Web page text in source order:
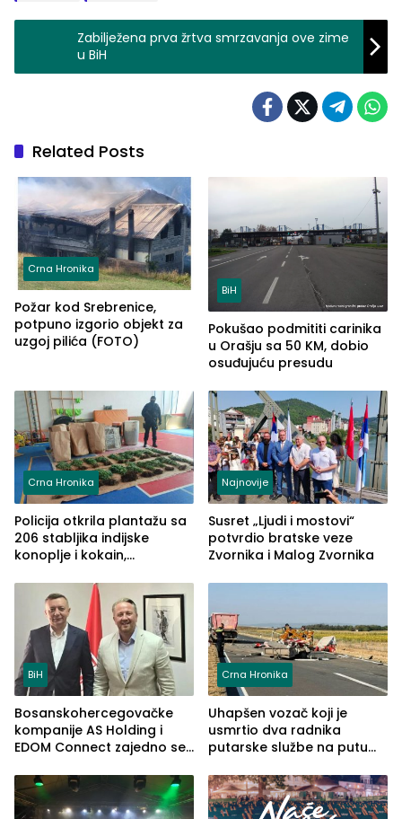
Zabilježena prva žrtva smrzavanja ove zime
u BiH
Related Posts
Crna Hronika
Požar kod Srebrenice,
potpuno izgorio objekt za
uzgoj pilića (FOTO)
BiH
Pokušao podmititi carinika
u Orašju sa 50 KM, dobio
osuđujuću presudu
Crna Hronika
Policija otkrila plantažu sa
206 stabljika indijske
konoplje i kokain,
(FOTO)
Najnovije
Susret „Ljudi i mostovi“
potvrdio bratske veze
Zvornika i Malog Zvornika
BiH
Bosanskohercegovačke
kompanije AS Holding i
EDOM Connect zajedno se
Crna Hronika
Uhapšen vozač koji je
usmrtio dva radnika
putarske službe na putu
(FOTO)